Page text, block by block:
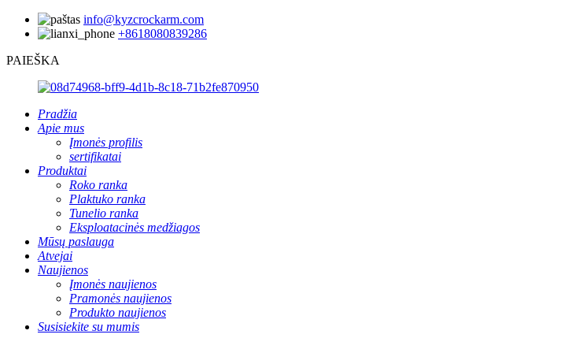
info@kyzcrockarm.com
+8618080839286
PAIEŠKA
Pradžia
Apie mus
Įmonės profilis
sertifikatai
Produktai
Roko ranka
Plaktuko ranka
Tunelio ranka
Eksploatacinės medžiagos
Mūsų paslauga
Atvejai
Naujienos
Įmonės naujienos
Pramonės naujienos
Produkto naujienos
Susisiekite su mumis